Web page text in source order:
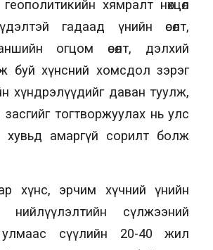
хямралт нөхцөл
гадаад үнийн өсөлт,
огцом өсөлт, дэлхий
буй хүнсний хомсдол зэрэг
хүндрэлүүдийг даван туулж,
тогтворжуулах нь улс
хувьд амаргүй сорилт болж
хүнс, эрчим хүчний үнийн
нийлүүлэлтийн сүлжээний
сүүлийн 20-40 жил